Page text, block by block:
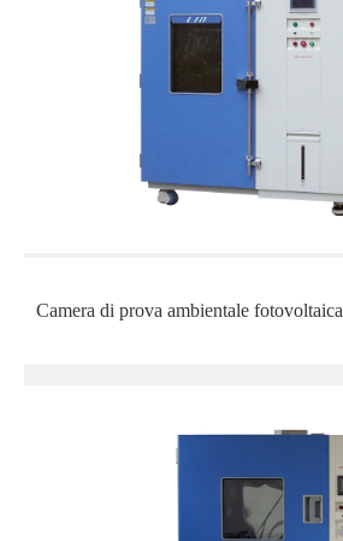
Camera di prova ambientale fotovoltaica